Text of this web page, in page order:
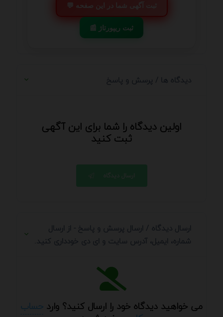
💬 ثبت آگهی شما در این صفحه
📰 ثبت ریپورتاژ
دیدگاه ها / پرسش و پاسخ
اولین دیدگاه را شما برای این آگهی
ثبت کنید
ارسال دیدگاه
ارسال دیدگاه / ارسال پرسش و پاسخ - از ارسال
شماره، ایمیل، آدرس سایت و ای دی خودداری کنید.
می خواهید دیدگاه خود را ارسال کنید؟ وارد حساب